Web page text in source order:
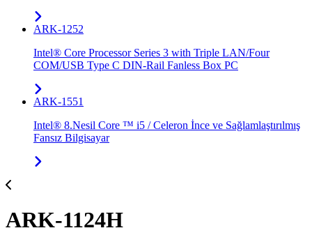
ARK-1252
Intel® Core Processor Series 3 with Triple LAN/Four
COM/USB Type C DIN-Rail Fanless Box PC
ARK-1551
Intel® 8.Nesil Core ™ i5 / Celeron İnce ve Sağlamlaştırılmış
Fansız Bilgisayar
ARK-1124H